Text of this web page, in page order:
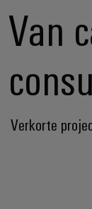
Van
Verkorte